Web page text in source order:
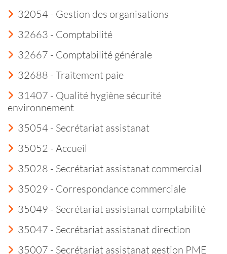
32054 - Gestion des organisations
32663 - Comptabilité
32667 - Comptabilité générale
32688 - Traitement paie
31407 - Qualité hygiène sécurité
environnement
35054 - Secrétariat assistanat
35052 - Accueil
35028 - Secrétariat assistanat commercial
35029 - Correspondance commerciale
35049 - Secrétariat assistanat comptabilité
35047 - Secrétariat assistanat direction
35007 - Secrétariat assistanat gestion PME